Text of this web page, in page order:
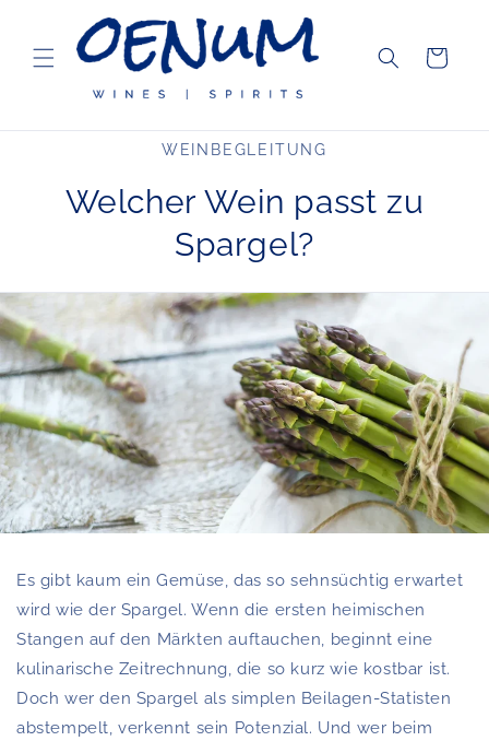
Inhalt
Warenkorb
WEINBEGLEITUNG
Welcher Wein passt zu
Spargel?
Es gibt kaum ein Gemüse, das so sehnsüchtig erwartet
wird wie der Spargel. Wenn die ersten heimischen
Stangen auf den Märkten auftauchen, beginnt eine
kulinarische Zeitrechnung, die so kurz wie kostbar ist.
Doch wer den Spargel als simplen Beilagen-Statisten
abstempelt, verkennt sein Potenzial. Und wer beim